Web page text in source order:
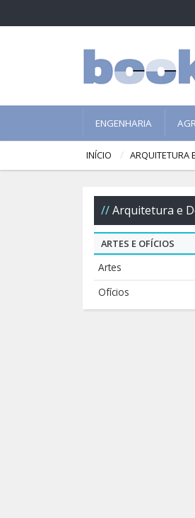
ENGENHARIA
INÍCIO ARQUITETURA
Arquitetura e
ARTES E OFÍCIOS
Artes
Ofícios